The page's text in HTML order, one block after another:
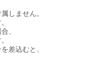
しません。
、
差込むと、